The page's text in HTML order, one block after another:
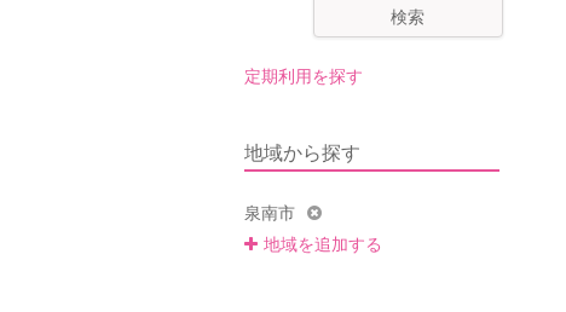
検索
定期利用を探す
地域から探す
泉南市
地域を追加する